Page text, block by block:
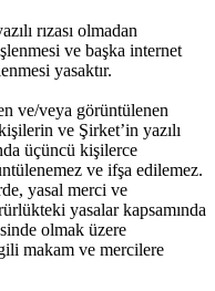
rızası olmadan
ve başka internet
yasaktır.
ve/veya görüntülenen
ve Şirket’in yazılı
üçüncü kişilerce
ve ifşa edilemez.
yasal merci ve
yasalar kapsamında
olmak üzere
makam ve mercilere